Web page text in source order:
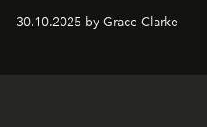
30.10.2025 by Grace Clarke